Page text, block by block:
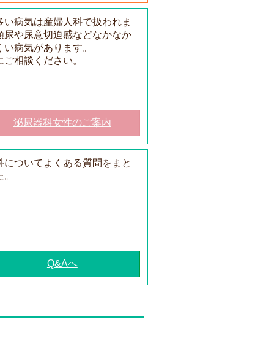
い病気は産婦人科で扱われま
尿や尿意切迫感などなかなか
い病気があります。
ご相談ください。
泌尿器科女性のご案内
についてよくある質問をまと
Q&Aへ